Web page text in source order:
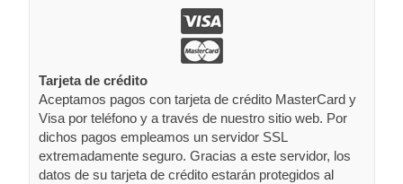
Tarjeta de crédito
Aceptamos pagos con tarjeta de crédito MasterCard y
Visa por teléfono y a través de nuestro sitio web. Por
dichos pagos empleamos un servidor SSL
extremadamente seguro. Gracias a este servidor, los
datos de su tarjeta de crédito estarán protegidos al